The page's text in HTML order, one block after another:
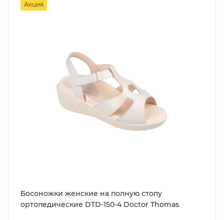
Акция
Босоножки женские на полную стопу
ортопедические DTD-150-4 Doctor Thomas